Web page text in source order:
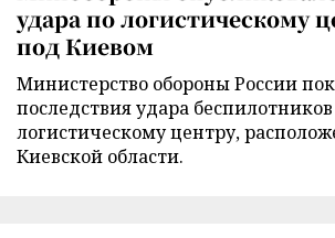
удара по логистическому
под Киевом
Министерство обороны России
последствия удара
логистическому центру,
Киевской области.